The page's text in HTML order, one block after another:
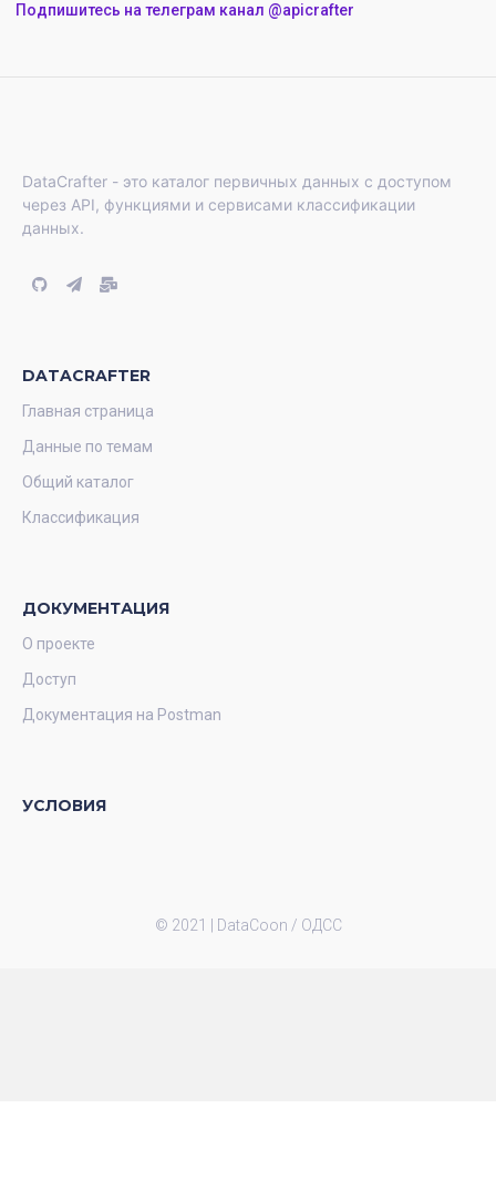
Подпишитесь на телеграм канал @apicrafter
DataCrafter - это каталог первичных данных с доступом
через API, функциями и сервисами классификации
данных.
DATACRAFTER
Главная страница
Данные по темам
Общий каталог
Классификация
ДОКУМЕНТАЦИЯ
О проекте
Доступ
Документация на Postman
УСЛОВИЯ
© 2021 | DataCoon / ОДСС